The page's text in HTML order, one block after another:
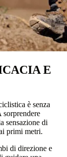
E
è senza
sorprendere
sensazione di
primi metri.
di direzione e